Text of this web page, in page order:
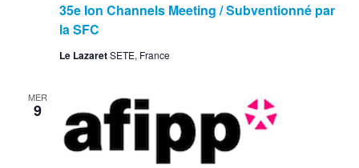
35e Ion Channels Meeting / Subventionné par
la SFC
Le LazaretSETE, France
MER
9